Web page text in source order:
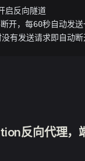
反向隧道
开，每60秒自动发送
有发送请求即自动断
反向代理，